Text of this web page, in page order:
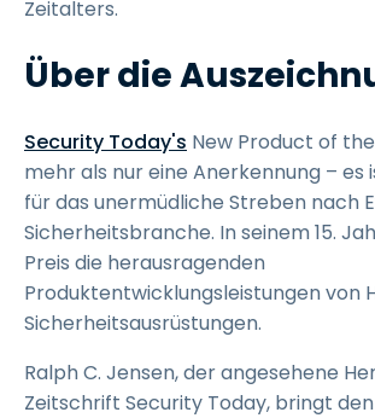
Zeitalters.
Über die
Security Today's New Product of
mehr als nur eine Anerkennung – es
für das unermüdliche Streben nach
Sicherheitsbranche. In seinem 15.
Preis die herausragenden
Produktentwicklungsleistungen von
Sicherheitsausrüstungen.
Ralph C. Jensen, der angesehene
Zeitschrift Security Today, bringt